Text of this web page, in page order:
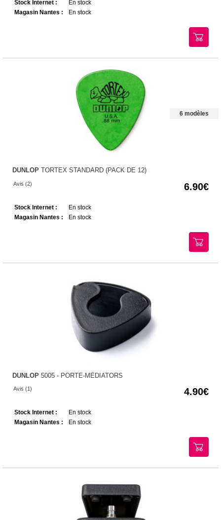
Stock Internet :
En stock
Magasin Nantes :
En stock
6 modèles
DUNLOP TORTEX STANDARD (PACK DE 12)
Avis (2) 6.90
Stock Internet :
En stock
Magasin Nantes :
En stock
DUNLOP 5005 - PORTE-MÉDIATORS
Avis (1) 4.90
Stock Internet :
En stock
Magasin Nantes :
En stock